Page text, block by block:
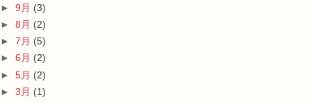
► 9月 (3)
► 8月 (2)
► 7月 (5)
► 6月 (2)
► 5月 (2)
► 3月 (1)